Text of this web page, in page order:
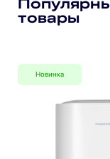
и 2000 Вт.
Температура в
автоматически
диапазон температуры
контролировать
товары
Новинка